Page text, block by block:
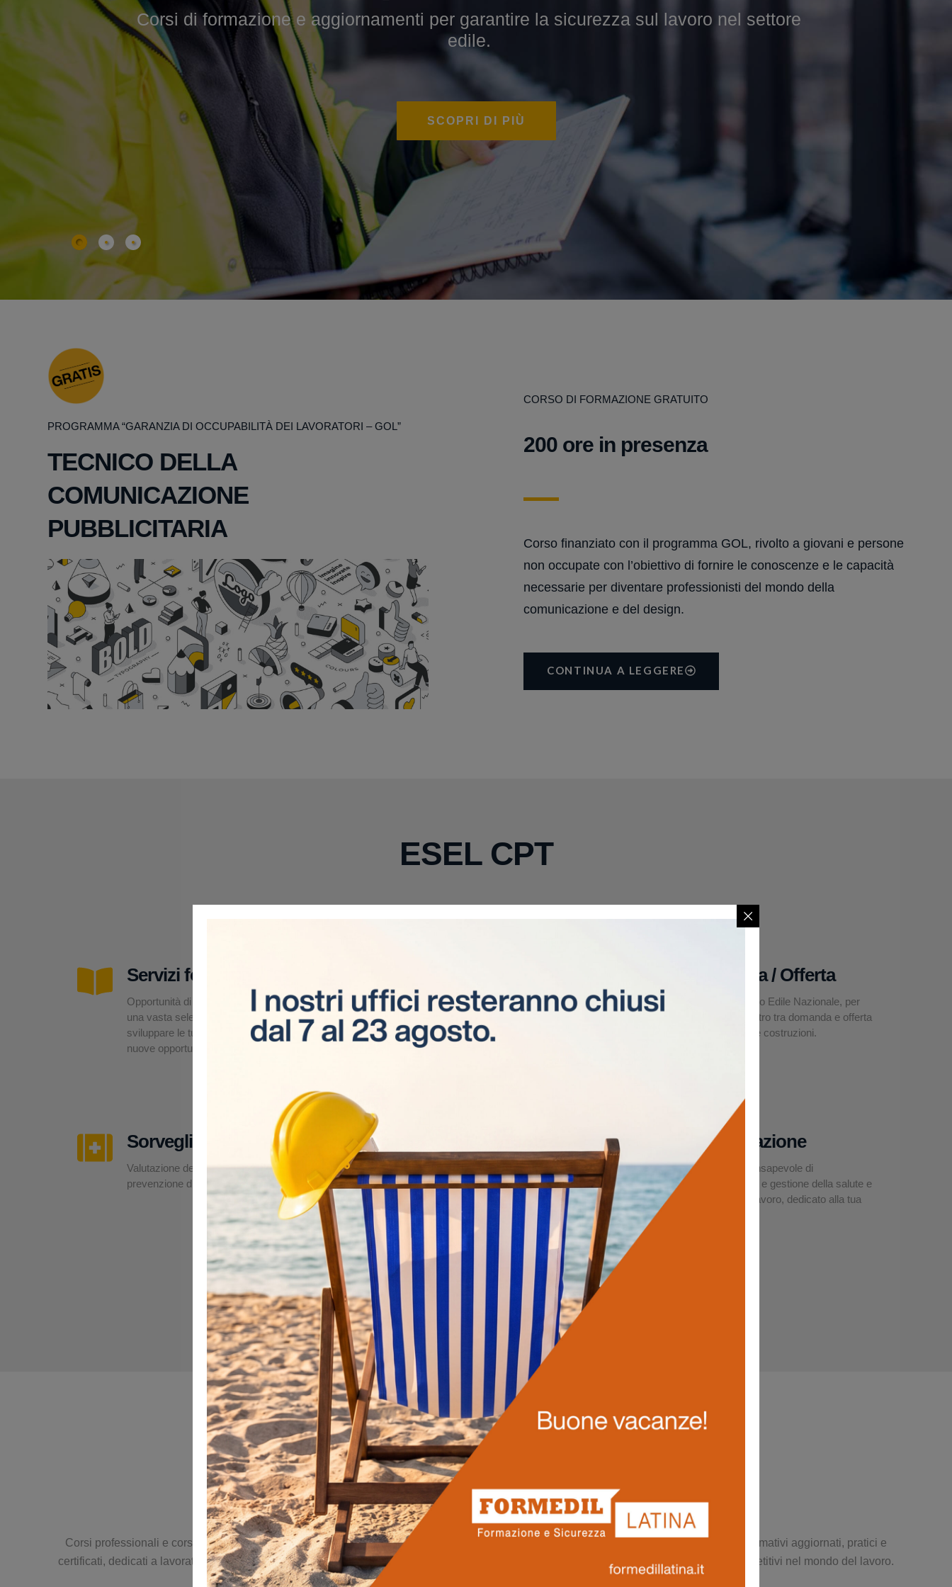
Corsi di formazione e aggiornamenti per garantire la sicurezza sul lavoro nel settore
edile.
SCOPRI DI PIÙ
Corsi professionali per sviluppare competenze specialistiche nel settore edile.
SCOPRI DI PIÙ
PROGRAMMA “GARANZIA DI OCCUPABILITÀ DEI LAVORATORI – GOL”
TECNICO DELLA
COMUNICAZIONE
PUBBLICITARIA
CORSO DI FORMAZIONE GRATUITO
200 ore in presenza
Corso finanziato con il programma GOL, rivolto a giovani e persone
non occupate con l’obiettivo di fornire le conoscenze e le capacità
necessarie per diventare professionisti del mondo della
comunicazione e del design.
CONTINUA A LEGGERE
ESEL CPT
Servizi formativi
Opportunità di formazione su misura,
una vasta selezione di corsi per
sviluppare le tue competenze e offrirti
nuove opportunità professionali.
Corsi di apprendistato
giovani tra i 18 e i 29 anni.
Domanda / Offerta
La Borsa Lavoro Edile Nazionale, per
facilitare l’incontro tra domanda e offerta
nel settore delle costruzioni.
Sorveglianza sanitaria
Valutazione dei rischi, esami medici e
prevenzione direttamente in cantiere.
Visite tecniche e consulenze svolte da
esperti ESEL CPT, presso i cantieri delle
aziende interessate.
Asseverazione
Un modello consapevole di
organizzazione e gestione della salute e
sicurezza sul lavoro, dedicato alla tua
LEGGI DI PIÙ
Prossimi corsi
Corsi professionali e corsi per la sicurezza sul lavoro pensati per rispondere alle reali esigenze del settore edilizio e produttivo. Percorsi formativi aggiornati, pratici e
certificati, dedicati a lavoratori, imprese e professionisti che vogliono accrescere le proprie competenze, operare in sicurezza e restare competitivi nel mondo del lavoro.